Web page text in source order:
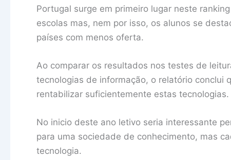
Portugal surge em primeiro lugar neste
escolas mas, nem por isso, os alunos se
países com menos oferta.
Ao comparar os resultados nos testes de
tecnologias de informação, o relatório conclui
rentabilizar suficientemente estas tecnologias.
No inicio deste ano letivo seria interessante
para uma sociedade de conhecimento, mas
tecnologia.